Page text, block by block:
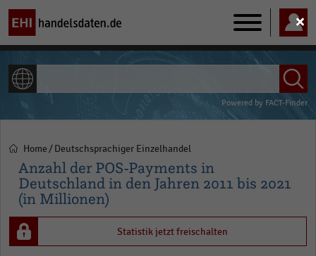
Main
navigation
Powered by FACT-Finder
Pfadnavigation
Home Deutschsprachiger Einzelhandel
Anzahl der POS-Payments in
Deutschland in den Jahren 2011 bis 2021
(in Millionen)
Statistik jetzt freischalten